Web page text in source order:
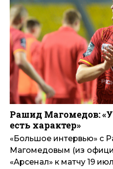
Рашид Магомедов:
есть характер»
«Большое интервью» с
Магомедовым (из
«Арсенал» к матчу 19